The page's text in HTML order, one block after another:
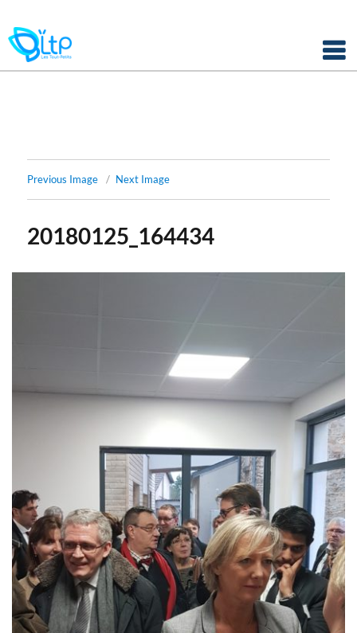
Skip
to
Previous Image Next Image
20180125_164434